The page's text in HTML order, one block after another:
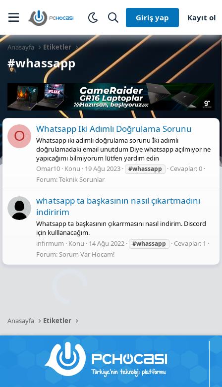
Giriş yap Kayıt ol
Anasayfa Etiketler
#whassapp
O Whatsapp Iki Adımlı Doğrulama Sorunu
Whatsapp iki adımlı doğrulama sorunu İki adımlı
doğrulamadaki email unutdum Diye whatsapp açılmıyor ne
yapıcağımı bilmiyorum lütfen yardım edin
Omar10 Konu 19 Ağu 2023 #whassapp
Cevaplar: 0
Forum:Teknik Sorunlar
whatsapp ta başkasının nasıl çıkartmadını
indiririm
Whatsapp ta başkasının çıkarrmasını nasıl indirim. Discord
için kulllanacağım.
infirmum
Konu 14 Ağu 2022 #whassapp
Cevaplar: 1
Forum:Sorum Var Hocam!
Anasayfa Etiketler